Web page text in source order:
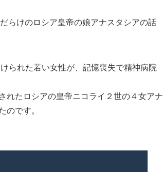
らけのロシア皇帝の娘アナスタシアの話
られた若い女性が、記憶喪失で精神病院
れたロシアの皇帝ニコライ２世の４女アナ
です。